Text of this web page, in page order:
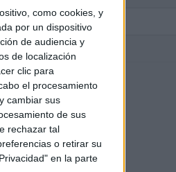
como cookies, y
por un dispositivo
de audiencia y
de localización
clic para
el procesamiento
cambiar sus
de sus
rechazar tal
o retirar su
en la parte